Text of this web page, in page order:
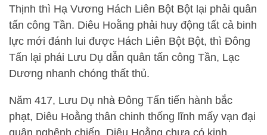
Thịnh thì Hạ Vương Hách Liên Bột Bột lại phải quân
tấn công Tần. Diêu Hoằng phải huy động tất cả binh
lực mới đánh lui được Hách Liên Bột Bột, thì Đông
Tấn lại phái Lưu Dụ dẫn quân tấn công Tần, Lạc
Dương nhanh chóng thất thủ.
Năm 417, Lưu Dụ nhà Đông Tấn tiến hành bắc
phạt, Diêu Hoằng thân chinh thống lĩnh mấy vạn đại